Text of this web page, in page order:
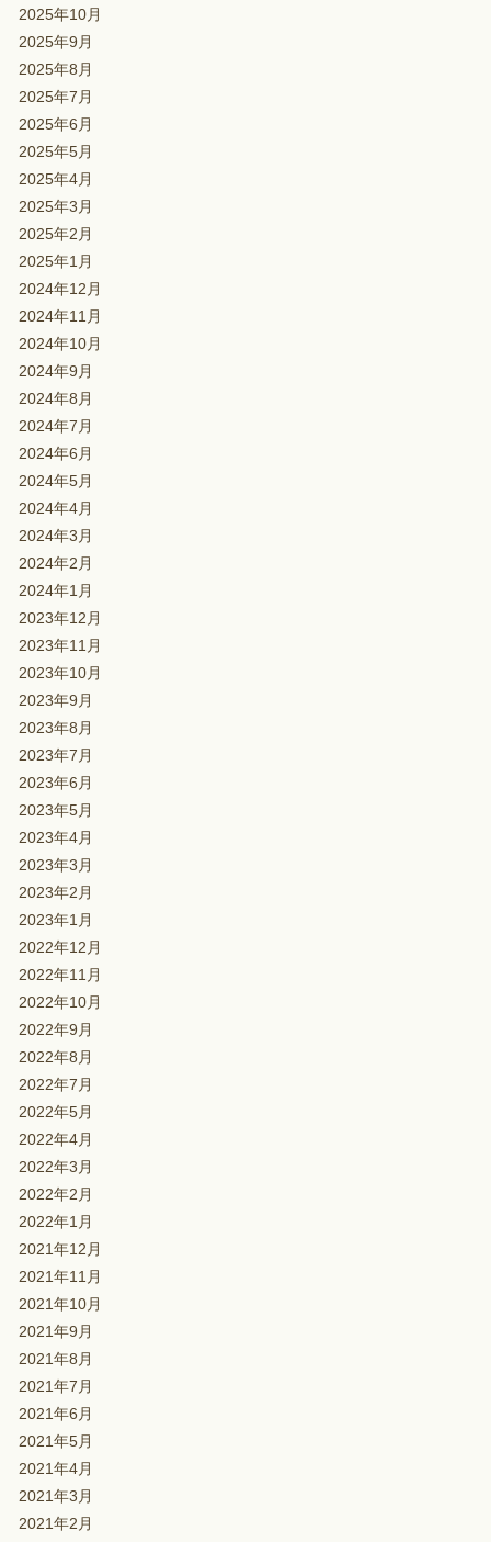
2025年10月
2025年9月
2025年8月
2025年7月
2025年6月
2025年5月
2025年4月
2025年3月
2025年2月
2025年1月
2024年12月
2024年11月
2024年10月
2024年9月
2024年8月
2024年7月
2024年6月
2024年5月
2024年4月
2024年3月
2024年2月
2024年1月
2023年12月
2023年11月
2023年10月
2023年9月
2023年8月
2023年7月
2023年6月
2023年5月
2023年4月
2023年3月
2023年2月
2023年1月
2022年12月
2022年11月
2022年10月
2022年9月
2022年8月
2022年7月
2022年5月
2022年4月
2022年3月
2022年2月
2022年1月
2021年12月
2021年11月
2021年10月
2021年9月
2021年8月
2021年7月
2021年6月
2021年5月
2021年4月
2021年3月
2021年2月